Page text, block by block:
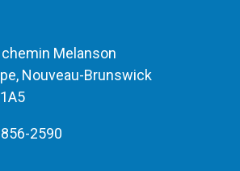
chemin Melanson
Nouveau-Brunswick
2590